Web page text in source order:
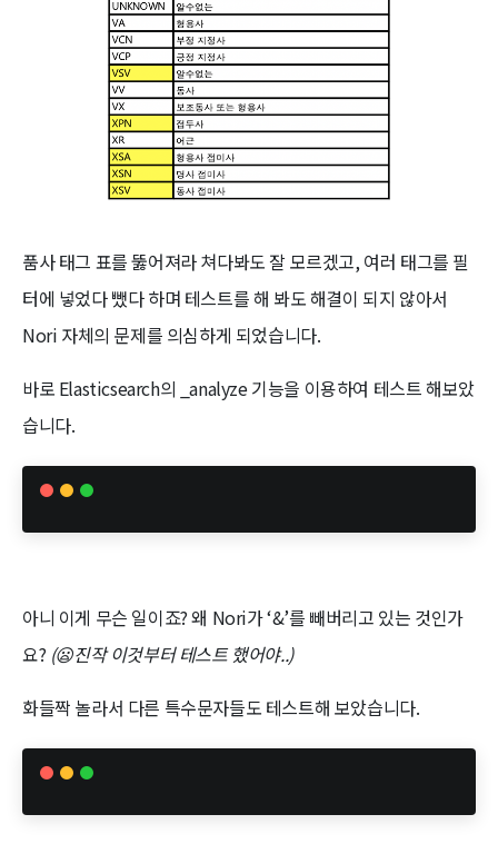
품사 태그 표를 뚫어져라 쳐다봐도 잘 모르겠고, 여러 태그를 필
터에 넣었다 뺐다 하며 테스트를 해 봐도 해결이 되지 않아서
Nori 자체의 문제를 의심하게 되었습니다.
바로 Elasticsearch의 _analyze 기능을 이용하여 테스트 해보았
습니다.
아니 이게 무슨 일이죠? 왜 Nori가 ‘&’를 빼버리고 있는 것인가
요? (😦진작 이것부터 테스트 했어야..)
화들짝 놀라서 다른 특수문자들도 테스트해 보았습니다.